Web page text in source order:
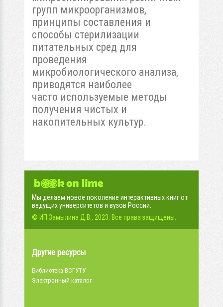
групп микроорганизмов,
принципы составления и
способы стерилизации
питательных сред для
проведения
микробиологического анализа,
приводятся наиболее
часто используемые методы
получения чистых и
накопительных культур.
Мы делаем новое поколение интерактивных книг от
ведущих университетов и вузов России.
© ИП Замылина Д.В., 2023. Все права защищены.
Другие ресурсы
Библиотека ВСГУТУ
Электронный каталог